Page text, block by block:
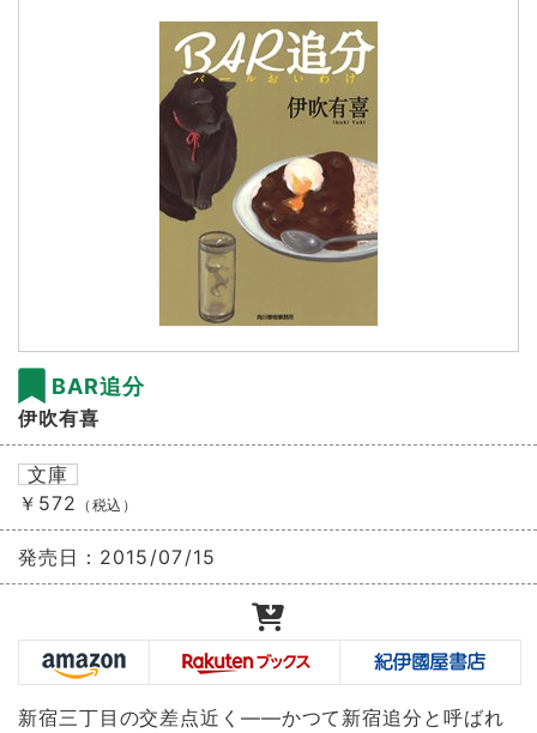
BAR追分
伊吹有喜
文庫
￥572 （税込）
発売日： 2015/07/15
新宿三丁目の交差点近く――かつて新宿追分と呼ばれ